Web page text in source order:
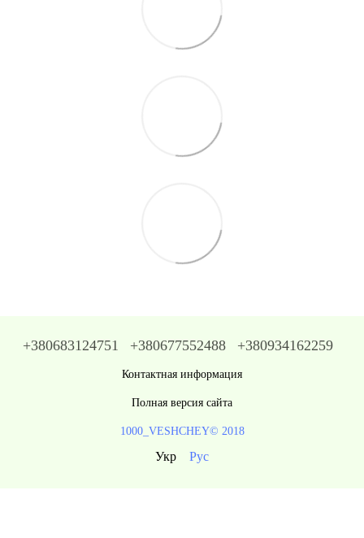
+380683124751 +380677552488 +380934162259
Контактная информация
Полная версия сайта
1000_VESHCHEY© 2018
Укр Рус